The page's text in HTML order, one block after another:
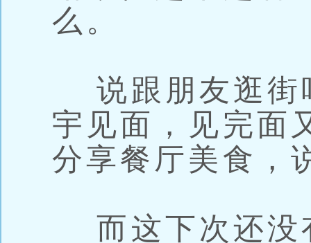
么。
说跟朋友逛街
宇见面，见完面
分享餐厅美食，
而这下次还没